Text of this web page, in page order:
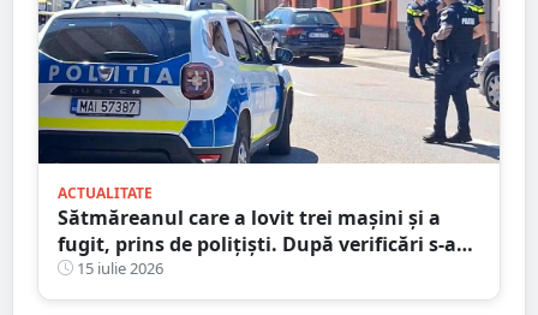
ACTUALITATE
Sătmăreanul care a lovit trei mașini și a
fugit, prins de polițiști. După verificări s-a
ales și cu dosar penal
15 iulie 2026